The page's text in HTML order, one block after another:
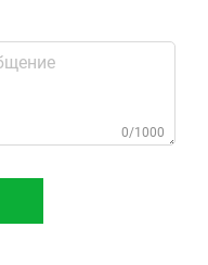
0/1000